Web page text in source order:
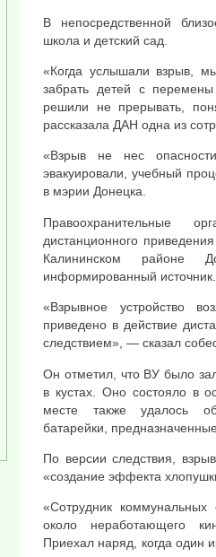
В непосредственной
школа и детский сад.
«Когда услышали взрыв,
забрать детей с
решили не прерывать,
рассказала ДАН одна из
«Взрыв не нес
эвакуировали, учебный
в мэрии Донецка.
Правоохранительные
дистанционного
Калининском
информированный источник.
«Взрывное устройство
приведено в действие
следствием», — сказал
Он отметил, что ВУ было
в кустах. Оно состояло в
месте также удалось
батарейки,
По версии следствия,
«создание эффекта
«Сотрудник
около неработающего
Приехал наряд, когда один